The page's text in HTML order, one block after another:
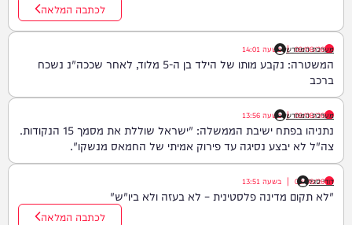
לכתבה המלאה
מערכת המחדש
09/08/26
| בשעה 14:01
המשטרה: נקבע מותו של הילד בן ה-5 מלוד, לאחר שככה"נ נשכח
ברכב
מערכת המחדש
09/08/26
| בשעה 13:56
נתניהו בפתח ישיבת הממשלה: "ישראל שוללת את מסמך 15 הנקודות.
צה"ל לא יבצע נסיגה עד פירוק אמיתי של החמאס מנשקו".
דודי סגל
09/08/26
| בשעה 13:51
"לא תקום מדינה פלסטינית – לא בעזה ולא ביו"ש"
לכתבה המלאה